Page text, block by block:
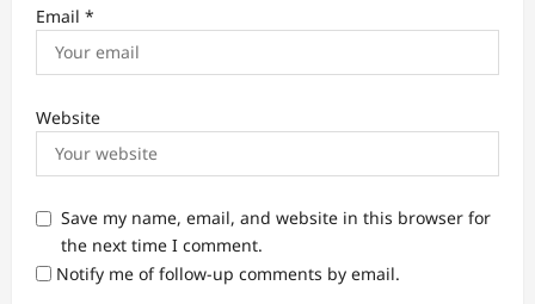
Email *
Website
Save my name, email, and website in this browser for
the next time I comment.
Notify me of follow-up comments by email.